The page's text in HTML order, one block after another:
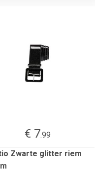
€ 7.99
Zwarte glitter riem